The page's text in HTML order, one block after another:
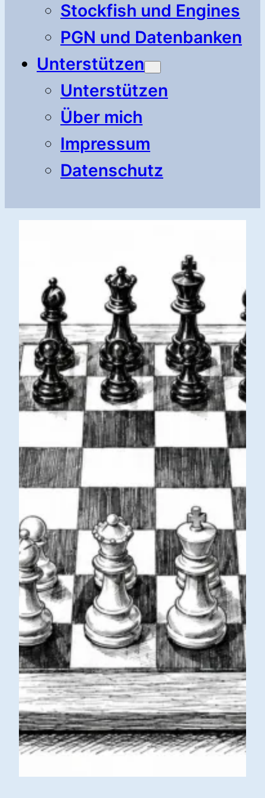
Stockfish und Engines
PGN und Datenbanken
Unterstützen
Unterstützen
Über mich
Impressum
Datenschutz